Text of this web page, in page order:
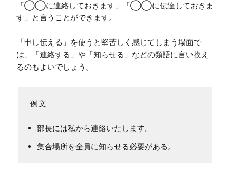
「◯◯に連絡しておきます」「◯◯に伝達しておきま
す」と言うことができます。
「申し伝える」を使うと堅苦しく感じてしまう場面で
は、「連絡する」や「知らせる」などの類語に言い換え
るのもよいでしょう。
部長には私から連絡いたします。
集合場所を全員に知らせる必要がある。